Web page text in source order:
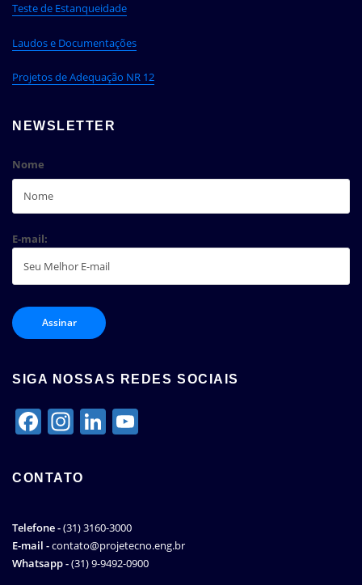
Teste de Estanqueidade
Laudos e Documentações
Projetos de Adequação NR 12
NEWSLETTER
Nome
E-mail:
SIGA NOSSAS REDES SOCIAIS
Facebook
Instagram
LinkedIn
CONTATO
Telefone -(31) 3160-3000
E-mail -contato@projetecno.eng.br
Whatsapp -(31) 9-9492-0900